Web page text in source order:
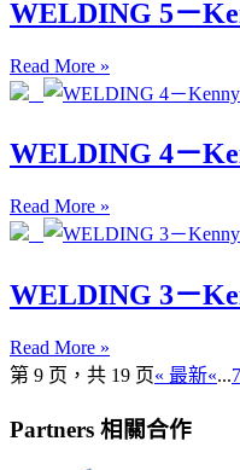
WELDING 5－
Read More »
WELDING 4－
Read More »
WELDING 3－
Read More »
第 9 页，共 19 页« 最新«...7
Partners 相關合作